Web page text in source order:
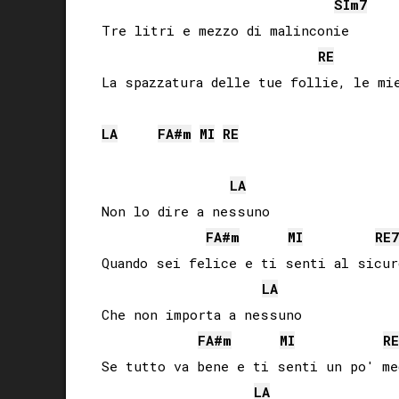
SIm7
Tre litri e mezzo di malinconie
RE
La spazzatura delle tue follie, le
LA FA#m MI RE
LA
Non lo dire a nessuno
FA#m MI RE
Quando sei felice e ti senti al
LA
Che non importa a nessuno
FA#m MI RE
Se tutto va bene e ti senti un po'
LA